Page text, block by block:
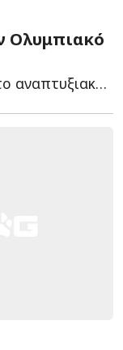
Ολυμπιακό
Ο Βασίλης Βούζας επιστρέφει στο αναπτυξιακό ποδόσφαιρο τ...